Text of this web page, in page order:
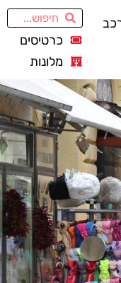
כרטיסים
מלונות